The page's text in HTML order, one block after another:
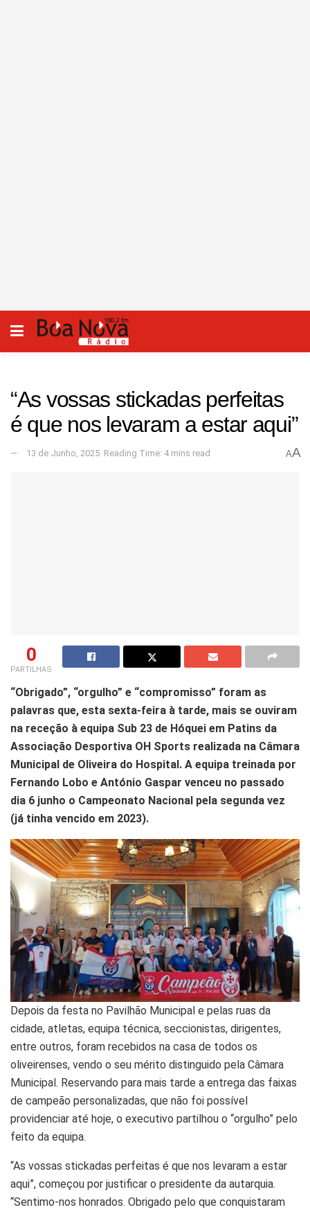
“As vossas stickadas perfeitas
é que nos levaram a estar aqui”
13 de Junho, 2025 Reading Time: 4 mins read AA
0
PARTILHAS
“Obrigado”, “orgulho” e “compromisso” foram as
palavras que, esta sexta-feira à tarde, mais se ouviram
na receção à equipa Sub 23 de Hóquei em Patins da
Associação Desportiva OH Sports realizada na Câmara
Municipal de Oliveira do Hospital. A equipa treinada por
Fernando Lobo e António Gaspar venceu no passado
dia 6 junho o Campeonato Nacional pela segunda vez
(já tinha vencido em 2023).
Depois da festa no Pavilhão Municipal e pelas ruas da
cidade, atletas, equipa técnica, seccionistas, dirigentes,
entre outros, foram recebidos na casa de todos os
oliveirenses, vendo o seu mérito distinguido pela Câmara
Municipal. Reservando para mais tarde a entrega das faixas
de campeão personalizadas, que não foi possível
providenciar até hoje, o executivo partilhou o “orgulho” pelo
feito da equipa.
“As vossas stickadas perfeitas é que nos levaram a estar
aqui”, começou por justificar o presidente da autarquia.
“Sentimo-nos honrados. Obrigado pelo que conquistaram